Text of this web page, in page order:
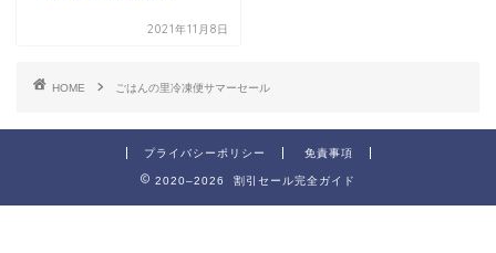
2021年11月8日
HOME ごはんの里冷凍便サマーセール
プライバシーポリシー 免責事項
2020–2026 割引セール完全ガイド